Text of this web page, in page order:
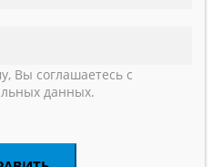
Вы соглашаетесь с
данных.